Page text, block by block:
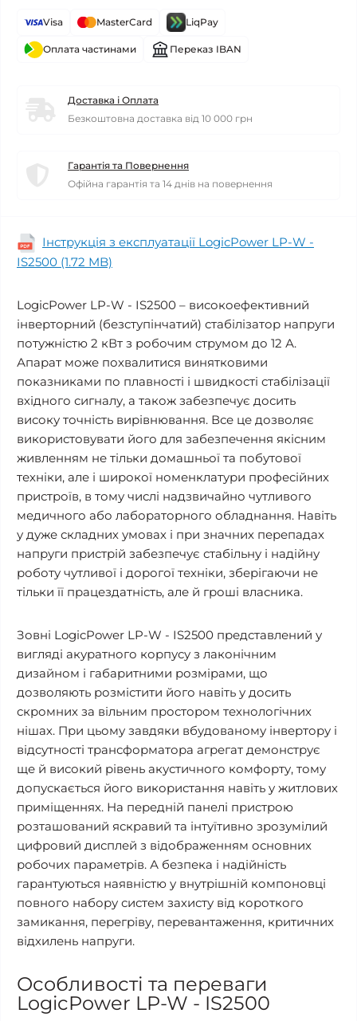
Visa MasterCard LiqPay
Оплата частинами Переказ IBAN
Доставка і Оплата
Безкоштовна доставка від 10 000 грн
Гарантія та Повернення
Офійна гарантія та 14 днів на повернення
Інструкція з експлуатації LogicPower LP-W -
IS2500 (1.72 MB)
LogicPower LP-W - IS2500 – високоефективний
інверторний (безступінчатий) стабілізатор напруги
потужністю 2 кВт з робочим струмом до 12 А.
Апарат може похвалитися винятковими
показниками по плавності і швидкості стабілізації
вхідного сигналу, а також забезпечує досить
високу точність вирівнювання. Все це дозволяє
використовувати його для забезпечення якісним
живленням не тільки домашньої та побутової
техніки, але і широкої номенклатури професійних
пристроїв, в тому числі надзвичайно чутливого
медичного або лабораторного обладнання. Навіть
у дуже складних умовах і при значних перепадах
напруги пристрій забезпечує стабільну і надійну
роботу чутливої і дорогої техніки, зберігаючи не
тільки її працездатність, але й гроші власника.
Зовні LogicPower LP-W - IS2500 представлений у
вигляді акуратного корпусу з лаконічним
дизайном і габаритними розмірами, що
дозволяють розмістити його навіть у досить
скромних за вільним простором технологічних
нішах. При цьому завдяки вбудованому інвертору і
відсутності трансформатора агрегат демонструє
ще й високий рівень акустичного комфорту, тому
допускається його використання навіть у житлових
приміщеннях. На передній панелі пристрою
розташований яскравий та інтуїтивно зрозумілий
цифровий дисплей з відображенням основних
робочих параметрів. А безпека і надійність
гарантуються наявністю у внутрішній компоновці
повного набору систем захисту від короткого
замикання, перегріву, перевантаження, критичних
відхилень напруги.
Особливості та переваги
LogicPower LP-W - IS2500